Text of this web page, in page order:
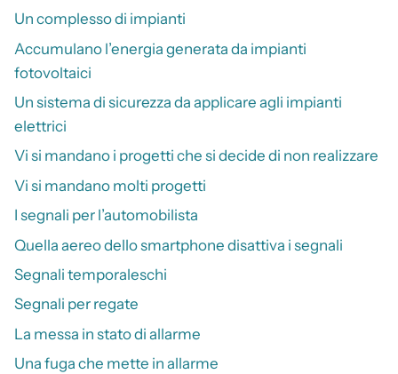
Un complesso di impianti
Accumulano l’energia generata da impianti
fotovoltaici
Un sistema di sicurezza da applicare agli impianti
elettrici
Vi si mandano i progetti che si decide di non realizzare
Vi si mandano molti progetti
I segnali per l’automobilista
Quella aereo dello smartphone disattiva i segnali
Segnali temporaleschi
Segnali per regate
La messa in stato di allarme
Una fuga che mette in allarme